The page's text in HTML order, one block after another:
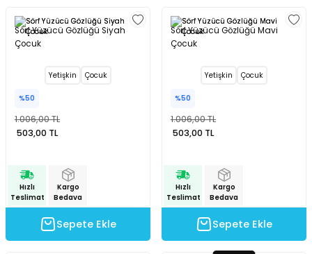
Sörf Yüzücü Gözlüğü Siyah
Çocuk
Yetişkin Çocuk
%50
1.006,00 TL
503,00 TL
Hızlı
Teslimat
Kargo
Bedava
Sepete Ekle
Sörf Yüzücü Gözlüğü Mavi
Çocuk
Yetişkin Çocuk
%50
1.006,00 TL
503,00 TL
Hızlı
Teslimat
Kargo
Bedava
Sepete Ekle